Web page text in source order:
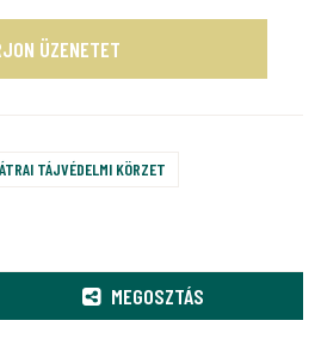
ÜZENETET
TÁJVÉDELMI KÖRZET
MEGOSZTÁS